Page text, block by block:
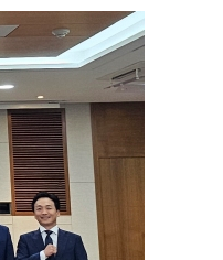
폭염에 車 운전면허 기